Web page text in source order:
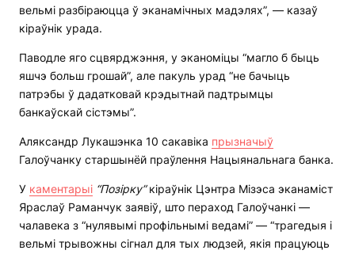
вельмі разбіраюцца ў эканамічных мадэлях”, — казаў
кіраўнік урада.
Паводле яго сцвярджэння, у эканоміцы “магло б быць
яшчэ больш грошай”, але пакуль урад “не бачыць
патрэбы ў дадатковай крэдытнай падтрымцы
банкаўскай сістэмы”.
Аляксандр Лукашэнка 10 сакавіка прызначыў
Галоўчанку старшынёй праўлення Нацыянальнага банка.
У каментарыі “Позірку”кіраўнік Цэнтра Мізэса эканаміст
Яраслаў Раманчук заявіў, што пераход Галоўчанкі —
чалавека з “нулявымі профільнымі ведамі” — “трагедыя і
вельмі трывожны сігнал для тых людзей, якія працуюць